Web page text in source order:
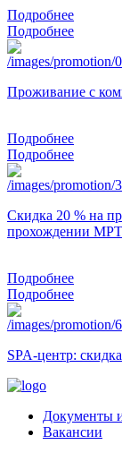
Подробнее
Подробнее
Проживание с
Подробнее
Подробнее
Скидка 20 % на
прохождении
Подробнее
Подробнее
SPA-центр:
Документы
Вакансии